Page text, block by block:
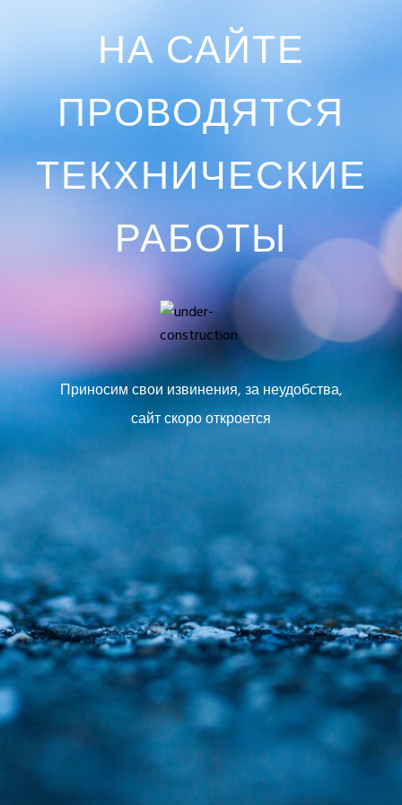
НА САЙТЕ
ПРОВОДЯТСЯ
ТЕКХНИЧЕСКИЕ
РАБОТЫ
Приносим свои извинения, за неудобства,
сайт скоро откроется